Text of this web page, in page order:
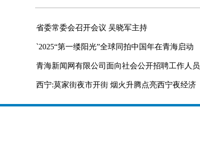
省委常委会召开会议 吴晓军主持
`2025“第一缕阳光”全球同拍中国年在青海启动
青海新闻网有限公司面向社会公开招聘工作人员
西宁:莫家街夜市开街 烟火升腾点亮西宁夜经济